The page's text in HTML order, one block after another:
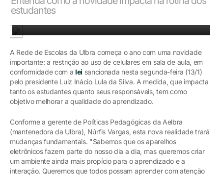
estudantes
A Rede de Escolas da Ulbra começa o ano com uma novidade
importante: a restrição ao uso de celulares em sala de aula, em
conformidade com alei sancionada nesta segunda-feira (13/1)
pelo presidente Luiz Inácio Lula da Silva. A medida, que impacta
tanto os estudantes quanto seus responsáveis, tem como
objetivo melhorar a qualidade do aprendizado.
Conforme a gerente de Políticas Pedagógicas da Aelbra
(mantenedora da Ulbra), Núrfis Vargas, esta nova realidade trará
mudanças fundamentais. "Sabemos que os aparelhos
eletrônicos fazem parte do nosso dia a dia, mas queremos criar
um ambiente ainda mais propício para o aprendizado e a
interação. Queremos que todos possam aprender com atenção